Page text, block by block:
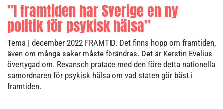
”I framtiden har Sverige en ny
politik för psykisk hälsa”
Tema | december 2022 FRAMTID. Det finns hopp om framtiden,
även om många saker måste förändras. Det är Kerstin Evelius
övertygad om. Revansch pratade med den före detta nationella
samordnaren för psykisk hälsa om vad staten gör bäst i
framtiden.